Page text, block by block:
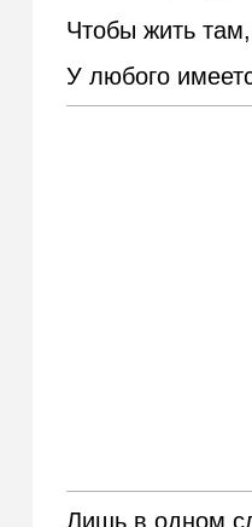
Чтобы жить там,
У любого
Лишь в одном